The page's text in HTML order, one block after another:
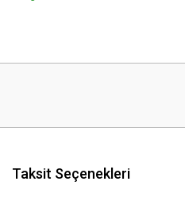
Taksit Seçenekleri